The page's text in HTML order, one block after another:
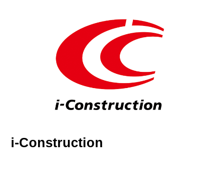
i-Construction